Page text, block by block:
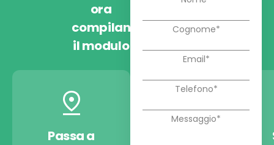
ora
compilando
il modulo
Passa a